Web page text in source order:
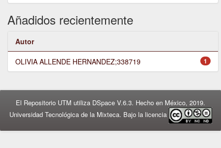
Añadidos recientemente
Autor
1
OLIVIA ALLENDE HERNANDEZ;338719
El Repositorio UTM utiliza DSpace V.6.3. Hecho en México, 2019.
Universidad Tecnológica de la Mixteca. Bajo la licencia